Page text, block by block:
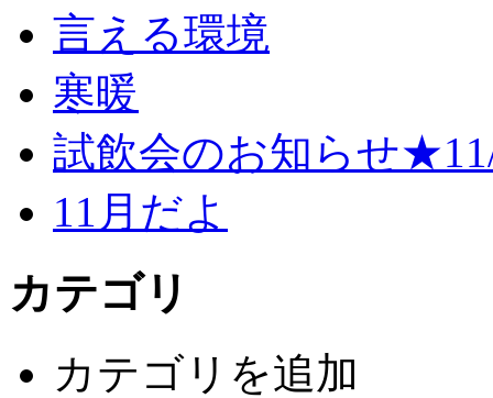
言える環境
寒暖
試飲会のお知らせ
11月だよ
カテゴリ
カテゴリを追加